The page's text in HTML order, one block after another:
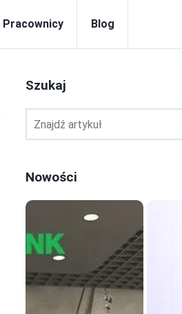
Pracownicy Blog
Szukaj
Nowości